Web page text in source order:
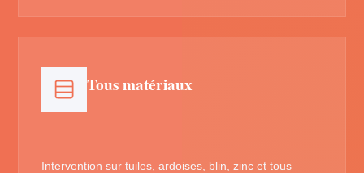
Tous matériaux
Intervention sur tuiles, ardoises, blin, zinc et tous